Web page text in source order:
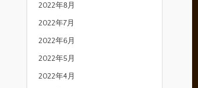
2022年8月
2022年7月
2022年6月
2022年5月
2022年4月